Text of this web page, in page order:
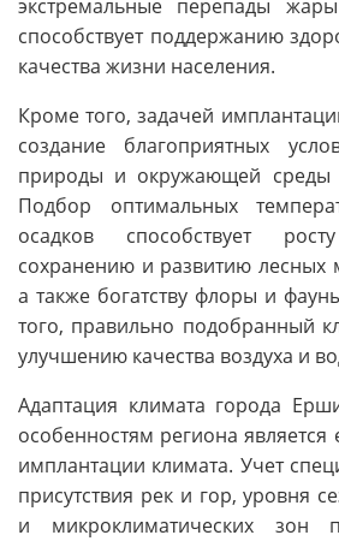
экстремальные перепады
способствует поддержанию
качества жизни населения.
Кроме того, задачей
создание благоприятных
природы и окружающей среды
Подбор оптимальных
осадков способствует
сохранению и развитию лесных
а также богатству флоры и
того, правильно подобранный
улучшению качества воздуха и
Адаптация климата города
особенностям региона
имплантации климата. Учет
присутствия рек и гор, уровня
и микроклиматических зон